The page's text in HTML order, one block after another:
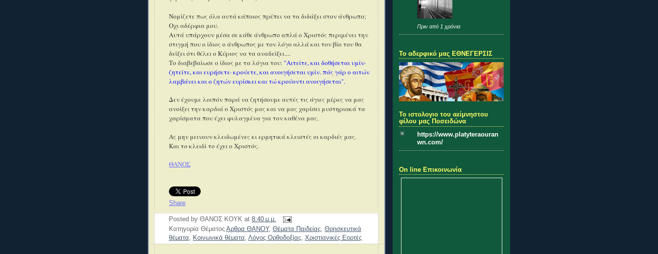
Νομίζετε πως όλα αυτά κάποιος πρέπει να τα διδάξει στον άνθρωπο;
Οχι αδέρφια μου.
Αυτά υπάρχουν μέσα σε κάθε άνθρωπο απλά ο Χριστός περιμένει την
στιγμή που ο ίδιος ο άνθρωπος με τον λόγο αλλά και τον βίο του θα
δείξει ότι θέλει ο Κύριος να τα αναδείξει....
Το διαβεβαίωσε ο ίδιος με τα λόγια του: "Αιτείτε, και δοθήσεται υμίν·
ζητείτε, και ευρήσετε· κρούετε, και ανοιγήσεται υμίν. πάς γάρ ο αιτών
λαμβάνει και ο ζητών ευρίσκει και τώ κρούοντι ανοιγήσεται".
Δεν έχουμε λοιπόν παρά να ζητήσουμε αυτές τις άγιες μέρες να μας
ανοίξει την καρδιά ο Χριστός μας και να μας χαρίσει μυστηριακά τα
χαρίσματα που έχει φυλαγμένα για τον καθένα μας.
Ας μην μεινουν κλειδωμένες κι ερμητικά κλειστές οι καρδιές μας.
Και το κλειδί το έχει ο Χριστός.
ΘΑΝΟΣ
Share
Posted by ΘΑΝΟΣ ΚΟΥΚ at 8:40 μ.μ.
Κατηγορία Θέματος Αρθρα ΘΑΝΟΥ, Θέματα Παιδείας Θρησκευτικά
θέματα
Κοινωνικά θέματα Λόγος Ορθοδοξίας Χριστιανικές Εορτές
Πριν από 1 χρόνια
Το αδερφικό μας ΕΘΝΕΓΕΡΣΙΣ
Το ιστολογιο του αείμνηστου
φίλου μας Ποσειδώνα
https://www.platyteraouran
wn.com/
On line Επικοινωνία